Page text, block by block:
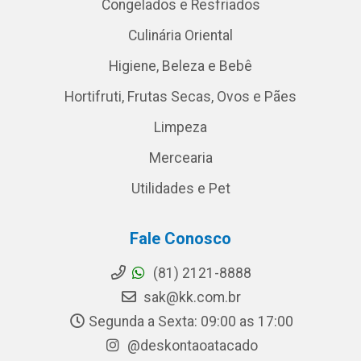
Congelados e Resfriados
Culinária Oriental
Higiene, Beleza e Bebê
Hortifruti, Frutas Secas, Ovos e Pães
Limpeza
Mercearia
Utilidades e Pet
Fale Conosco
(81) 2121-8888
sak@kk.com.br
Segunda a Sexta: 09:00 as 17:00
@deskontaoatacado